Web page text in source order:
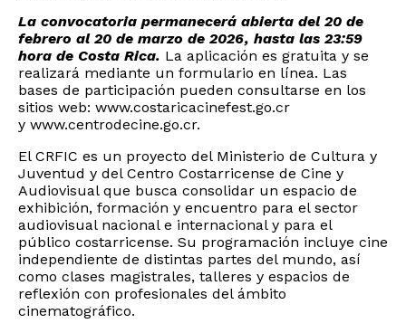
La convocatoria permanecerá abierta del 20 de
febrero al 20 de marzo de 2026, hasta las 23:59
hora de Costa Rica. La aplicación es gratuita y se
realizará mediante un formulario en línea. Las
bases de participación pueden consultarse en los
sitios web: www.costaricacinefest.go.cr
y www.centrodecine.go.cr.
El CRFIC es un proyecto del Ministerio de Cultura y
Juventud y del Centro Costarricense de Cine y
Audiovisual que busca consolidar un espacio de
exhibición, formación y encuentro para el sector
audiovisual nacional e internacional y para el
público costarricense. Su programación incluye cine
independiente de distintas partes del mundo, así
como clases magistrales, talleres y espacios de
reflexión con profesionales del ámbito
cinematográfico.